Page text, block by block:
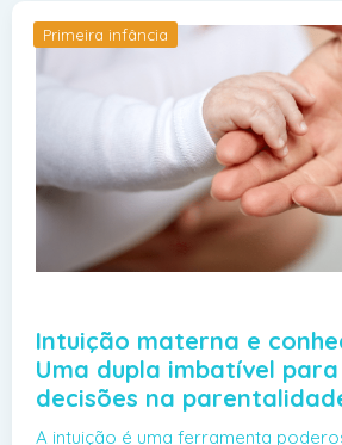
Primeira infância
Intuição materna e
Uma dupla imbatível
decisões na
A intuição é uma ferramenta